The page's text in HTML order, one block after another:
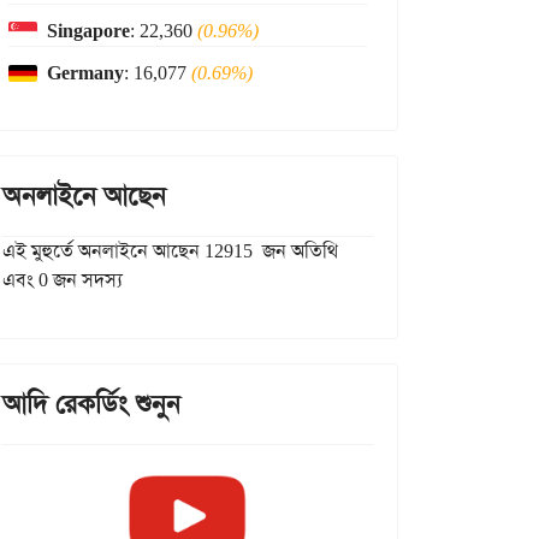
Singapore: 22,360(0.96%)
Germany: 16,077(0.69%)
অনলাইনে আছেন
এই মুহুর্তে অনলাইনে আছেন 12915 জন অতিথি
এবং 0 জন সদস্য
আদি রেকর্ডিং শুনুন